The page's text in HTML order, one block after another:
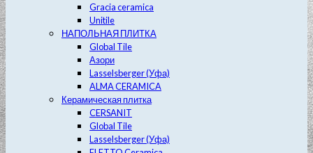
Gracia ceramica
Unitile
НАПОЛЬНАЯ ПЛИТКА
Global Tile
Азори
Lasselsberger (Уфа)
ALMA CERAMICA
Керамическая плитка
CERSANIT
Global Tile
Lasselsberger (Уфа)